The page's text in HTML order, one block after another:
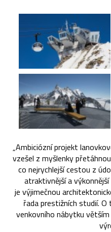
„Ambiciózní projekt
vzešel z myšlenky
co nejrychlejší cestou z
atraktivnější a
je výjimečnou
řada prestižních studií.
venkovního nábytku